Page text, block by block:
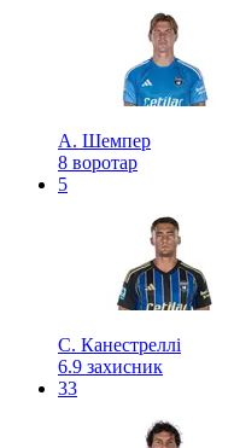
А. Шемпер
8 воротар
5
С. Канестреллі
6.9 захисник
33